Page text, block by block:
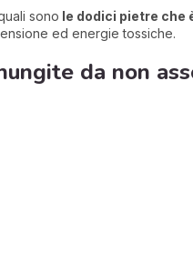
sono le dodici pietre che
ed energie tossiche.
da non